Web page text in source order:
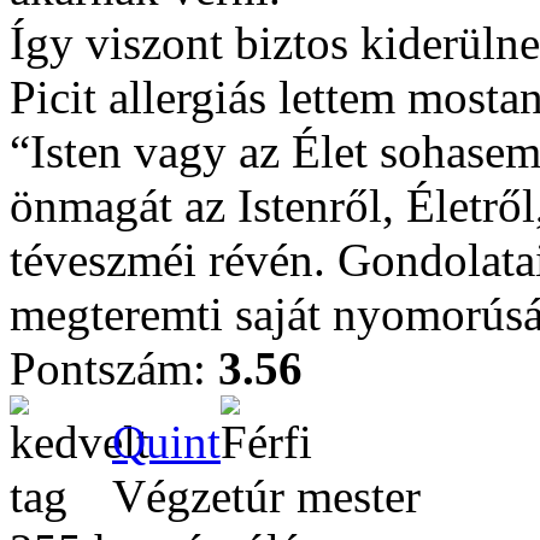
Így viszont biztos
Picit allergiás lettem
“Isten vagy az Élet
önmagát az Istenről,
téveszméi révén.
megteremti saját
Pontszám: 3.56
Quint
Végzetúr mester